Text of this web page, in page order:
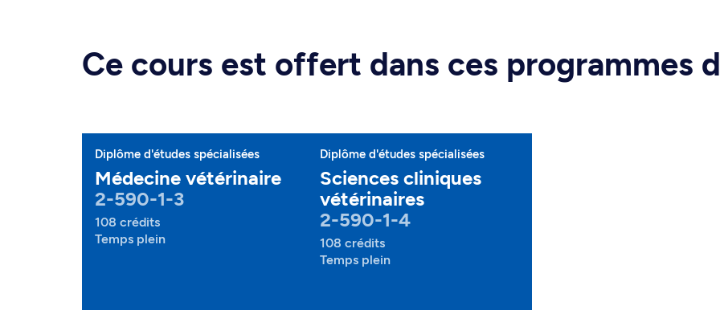
Ce cours est offert dans ces programmes
Diplôme d'études spécialisées
Médecine vétérinaire
2-590-1-3
108 crédits
Temps plein
Diplôme d'études spécialisées
Sciences cliniques
vétérinaires
2-590-1-4
108 crédits
Temps plein